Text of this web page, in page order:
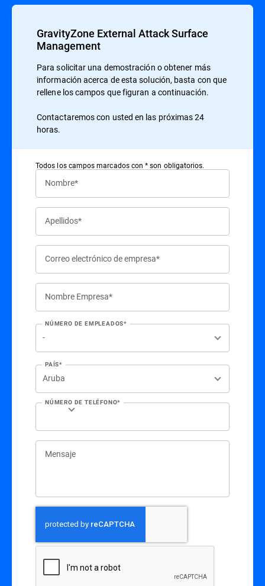
GravityZone External Attack Surface
Management
Para solicitar una demostración o obtener más
información acerca de esta solución, basta con que
rellene los campos que figuran a continuación.
Contactaremos con usted en las próximas 24
horas.
Todos los campos marcados con * son obligatorios.
Nombre*
Apellidos*
Correo electrónico de empresa*
Nombre Empresa*
NÚMERO DE EMPLEADOS*
PAÍS*
NÚMERO DE TELÉFONO*
Mensaje